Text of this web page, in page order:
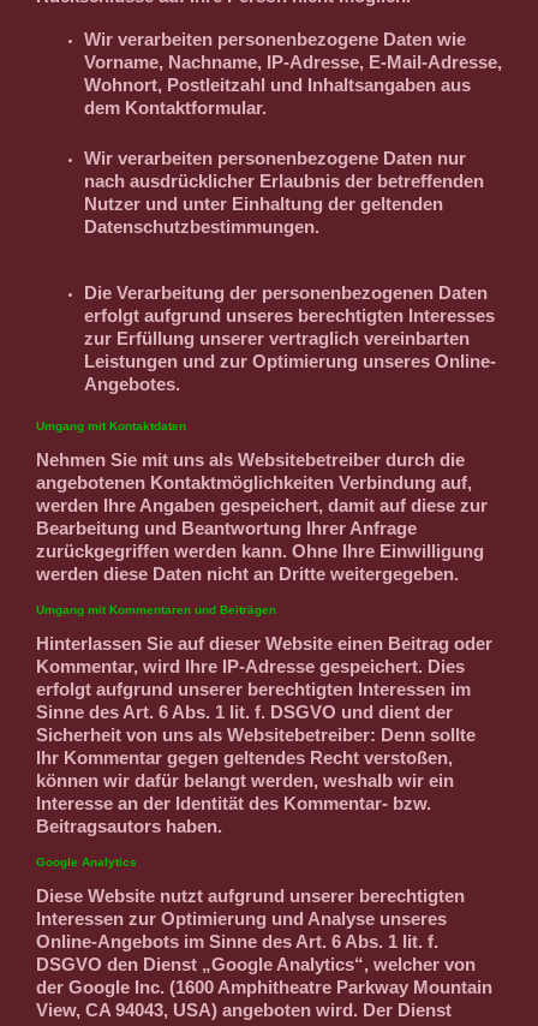
Wir verarbeiten personenbezogene Daten wie
Vorname, Nachname, IP-Adresse, E-Mail-Adresse,
Wohnort, Postleitzahl und Inhaltsangaben aus
dem Kontaktformular.
Wir verarbeiten personenbezogene Daten nur
nach ausdrücklicher Erlaubnis der betreffenden
Nutzer und unter Einhaltung der geltenden
Datenschutzbestimmungen.
Die Verarbeitung der personenbezogenen Daten
erfolgt aufgrund unseres berechtigten Interesses
zur Erfüllung unserer vertraglich vereinbarten
Leistungen und zur Optimierung unseres Online-
Angebotes.
Umgang mit Kontaktdaten
Nehmen Sie mit uns als Websitebetreiber durch die
angebotenen Kontaktmöglichkeiten Verbindung auf,
werden Ihre Angaben gespeichert, damit auf diese zur
Bearbeitung und Beantwortung Ihrer Anfrage
zurückgegriffen werden kann. Ohne Ihre Einwilligung
werden diese Daten nicht an Dritte weitergegeben.
Umgang mit Kommentaren und Beiträgen
Hinterlassen Sie auf dieser Website einen Beitrag oder
Kommentar, wird Ihre IP-Adresse gespeichert. Dies
erfolgt aufgrund unserer berechtigten Interessen im
Sinne des Art. 6 Abs. 1 lit. f. DSGVO und dient der
Sicherheit von uns als Websitebetreiber: Denn sollte
Ihr Kommentar gegen geltendes Recht verstoßen,
können wir dafür belangt werden, weshalb wir ein
Interesse an der Identität des Kommentar- bzw.
Beitragsautors haben.
Google Analytics
Diese Website nutzt aufgrund unserer berechtigten
Interessen zur Optimierung und Analyse unseres
Online-Angebots im Sinne des Art. 6 Abs. 1 lit. f.
DSGVO den Dienst „Google Analytics“, welcher von
der Google Inc. (1600 Amphitheatre Parkway Mountain
View, CA 94043, USA) angeboten wird. Der Dienst